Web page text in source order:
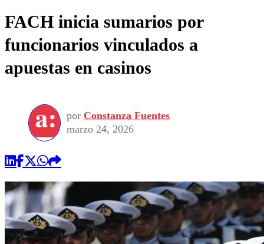
FACH inicia sumarios por
funcionarios vinculados a
apuestas en casinos
por Constanza Fuentes
marzo 24, 2026